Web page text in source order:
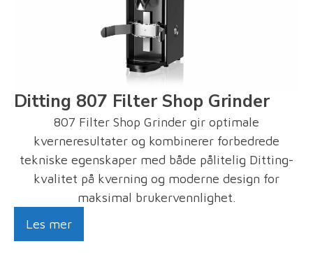
Ditting 807 Filter Shop Grinder
807 Filter Shop Grinder gir optimale
kverneresultater og kombinerer forbedrede
tekniske egenskaper med både pålitelig Ditting-
kvalitet på kverning og moderne design for
maksimal brukervennlighet.
Les mer